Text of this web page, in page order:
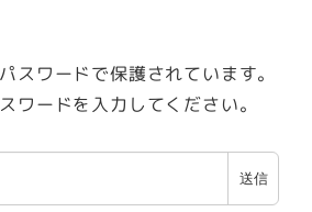
スワードで保護されています。
ワードを入力してください。